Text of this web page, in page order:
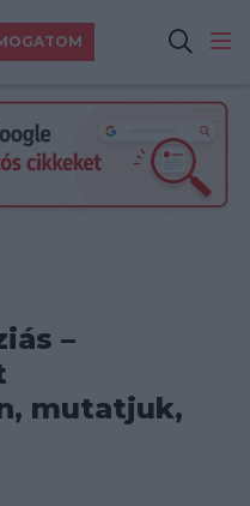
–
mutatjuk,